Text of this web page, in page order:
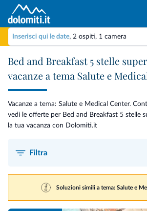
Inserisci qui le date, 2 ospiti, 1 camera
Bed and Breakfast 5 stelle
vacanze a tema Salute e
Vacanze a tema: Salute e Medical Center.
vedi le offerte per Bed and Breakfast 5 stelle
la tua vacanza con Dolomiti.it
Filtra
Soluzioni simili a tema: Salute e